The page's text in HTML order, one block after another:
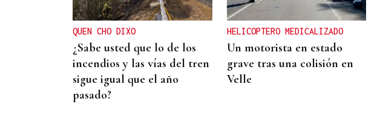
QUEN CHO DIXO
¿Sabe usted que lo de los
incendios y las vías del tren
sigue igual que el año
pasado?
HELICOPTERO MEDICALIZADO
Un motorista en estado
grave tras una colisión en
Velle